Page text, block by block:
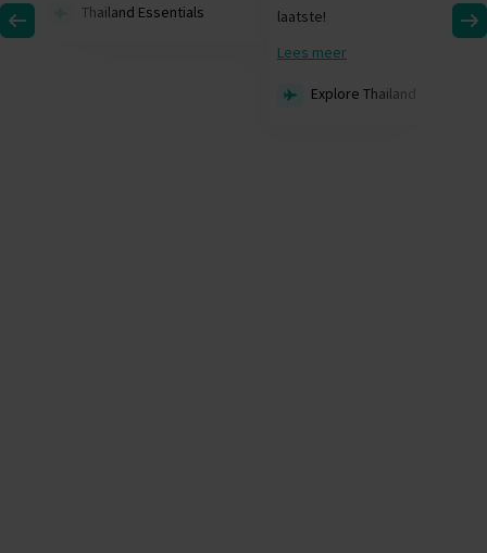
Thailand Essentials
laatste!
Lees meer
Explore Thailand